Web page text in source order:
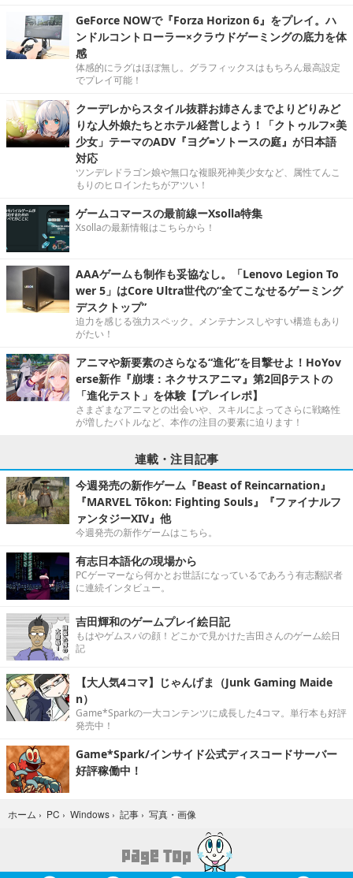
GeForce NOWで『Forza Horizon 6』をプレイ。ハ
ンドルコントローラー×クラウドゲーミングの底力を体
感
体感的にラグはほぼ無し。グラフィックスはもちろん最高設定
でプレイ可能！
クーデレからスタイル抜群お姉さんまでよりどりみど
りな人外娘たちとホテル経営しよう！「クトゥルフ×美
少女」テーマのADV『ヨグ=ソトースの庭』が日本語
対応
ツンデレドラゴン娘や無口な複眼死神美少女など、属性てんこ
もりのヒロインたちがアツい！
ゲームコマースの最前線ーXsolla特集
Xsollaの最新情報はこちらから！
AAAゲームも制作も妥協なし。「Lenovo Legion To
wer 5」はCore Ultra世代の“全てこなせるゲーミング
デスクトップ”
迫力を感じる強力スペック。メンテナンスしやすい構造もあり
がたい！
アニマや新要素のさらなる“進化”を目撃せよ！HoYov
erse新作『崩壊：ネクサスアニマ』第2回βテストの
「進化テスト」を体験【プレイレポ】
さまざまなアニマとの出会いや、スキルによってさらに戦略性
が増したバトルなど、本作の注目の要素に迫ります！
連載・注目記事
今週発売の新作ゲーム『Beast of Reincarnation』
『MARVEL Tōkon: Fighting Souls』『ファイナルフ
ァンタジーXIV』他
今週発売の新作ゲームはこちら。
有志日本語化の現場から
PCゲーマーなら何かとお世話になっているであろう有志翻訳者
に連続インタビュー。
吉田輝和のゲームプレイ絵日記
もはやゲムスパの顔！どこかで見かけた吉田さんのゲーム絵日
記
【大人気4コマ】じゃんげま（Junk Gaming Maide
n）
Game*Sparkの一大コンテンツに成長した4コマ。単行本も好評
発売中！
Game*Spark/インサイド公式ディスコードサーバー
好評稼働中！
ホーム › PC › Windows › 記事 › 写真・画像